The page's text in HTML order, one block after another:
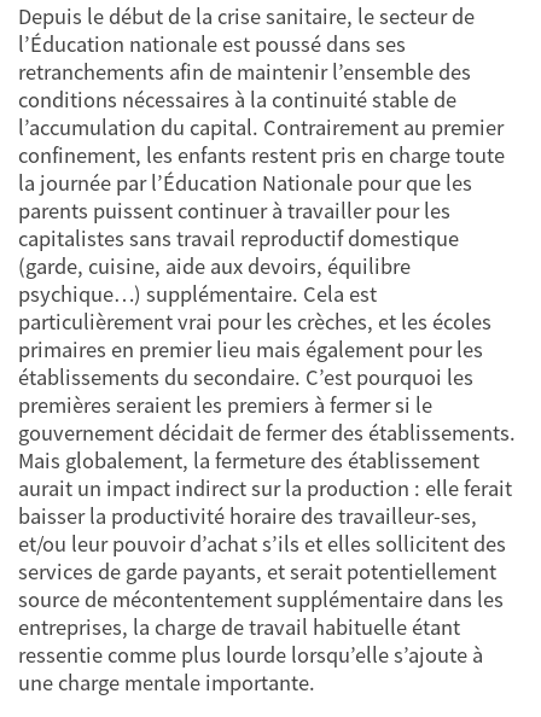
Depuis le début de la crise sanitaire, le secteur de
l’Éducation nationale est poussé dans ses
retranchements afin de maintenir l’ensemble des
conditions nécessaires à la continuité stable de
l’accumulation du capital. Contrairement au premier
confinement, les enfants restent pris en charge toute
la journée par l’Éducation Nationale pour que les
parents puissent continuer à travailler pour les
capitalistes sans travail reproductif domestique
(garde, cuisine, aide aux devoirs, équilibre
psychique…) supplémentaire. Cela est
particulièrement vrai pour les crèches, et les écoles
primaires en premier lieu mais également pour les
établissements du secondaire. C’est pourquoi les
premières seraient les premiers à fermer si le
gouvernement décidait de fermer des établissements.
Mais globalement, la fermeture des établissement
aurait un impact indirect sur la production : elle ferait
baisser la productivité horaire des travailleur-ses,
et/ou leur pouvoir d’achat s’ils et elles sollicitent des
services de garde payants, et serait potentiellement
source de mécontentement supplémentaire dans les
entreprises, la charge de travail habituelle étant
ressentie comme plus lourde lorsqu’elle s’ajoute à
une charge mentale importante.